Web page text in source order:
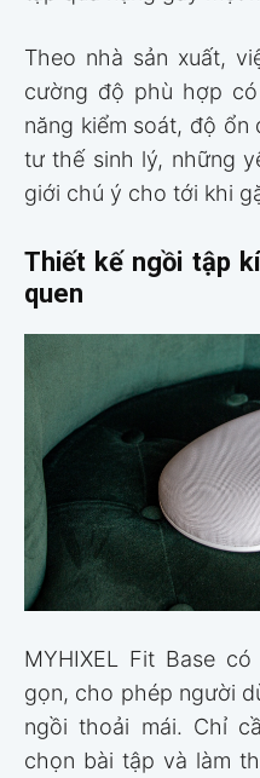
Theo nhà sản xuất,
cường độ phù hợp
năng kiểm soát, độ
tư thế sinh lý, những
giới chú ý cho tới khi
Thiết kế ngồi tập
quen
MYHIXEL Fit Base
gọn, cho phép người
ngồi thoải mái. Chỉ
chọn bài tập và làm